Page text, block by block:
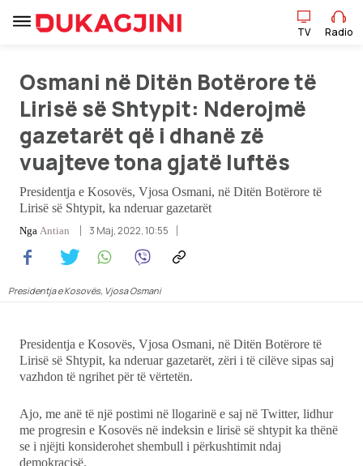
TV Radio
Lajme
Sport
Pikëpamje
Showbiz
Teknologji
TV Radio
Osmani në Ditën Botërore të
Lirisë së Shtypit: Nderojmë
gazetarët që i dhanë zë
vuajteve tona gjatë luftës
Presidentja e Kosovës, Vjosa Osmani, në Ditën Botërore të
Lirisë së Shtypit, ka nderuar gazetarët
Nga Antian 3 Maj, 2022, 10:55
Presidentja e Kosovës, Vjosa Osmani
Presidentja e Kosovës, Vjosa Osmani, në ​Ditën Botërore të
Lirisë së Shtypit, ka nderuar gazetarët, zëri i të cilëve sipas saj
vazhdon të ngrihet për të vërtetën.
Ajo, me anë të një postimi në llogarinë e saj në Twitter, lidhur
me progresin e Kosovës në indeksin e lirisë së shtypit ka thënë
se i njëjti konsiderohet shembull i përkushtimit ndaj
demokracisë.